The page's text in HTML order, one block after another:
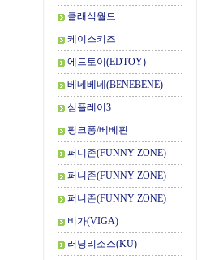
클래식월드
케이스키즈
에드토이(EDTOY)
베네베네(BENEBENE)
심플레이3
핑크퐁/베베핀
퍼니존(FUNNY ZONE)
퍼니존(FUNNY ZONE)
퍼니존(FUNNY ZONE)
비가(VIGA)
러닝리소스(KU)